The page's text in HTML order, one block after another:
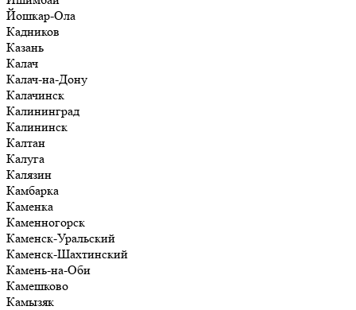
Йошкар-Ола
Кадников
Казань
Калач
Калач-на-Дону
Калачинск
Калининград
Калининск
Калтан
Калуга
Калязин
Камбарка
Каменка
Каменногорск
Каменск-Уральский
Каменск-Шахтинский
Камень-на-Оби
Камешково
Камызяк